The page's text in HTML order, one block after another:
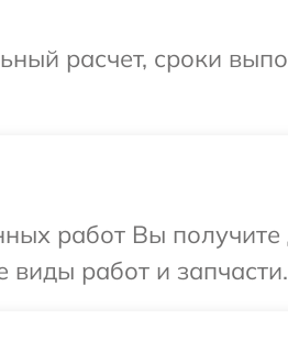
расчет, сроки
работ Вы получите
виды работ и запчасти.